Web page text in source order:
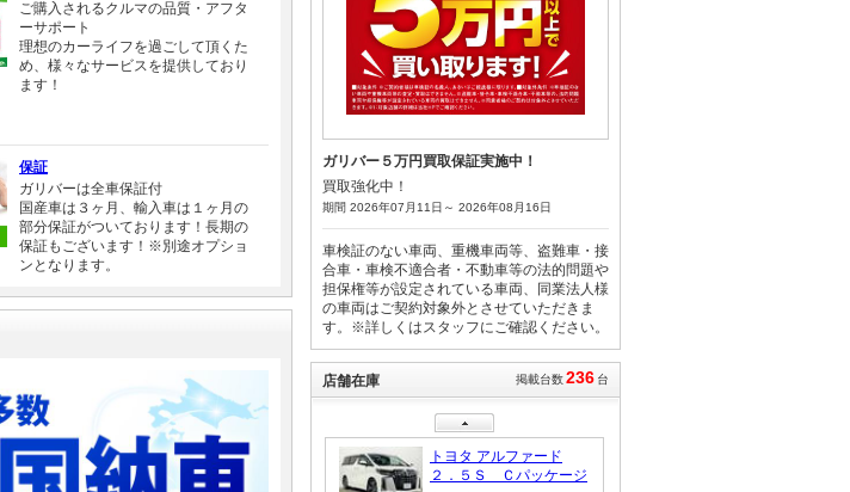
ご購入されるクルマの品質・アフタ
ーサポート
理想のカーライフを過ごして頂くた
め、様々なサービスを提供しており
ます！
保証
ガリバーは全車保証付
国産車は３ヶ月、輸入車は１ヶ月の
部分保証がついております！長期の
保証もございます！※別途オプショ
ンとなります。
ガリバー５万円買取保証実施中！
買取強化中！
期間 2026年07月11日～ 2026年08月16日
車検証のない車両、重機車両等、盗難車・接
合車・車検不適合者・不動車等の法的問題や
担保権等が設定されている車両、同業法人様
の車両はご契約対象外とさせていただきま
す。※詳しくはスタッフにご確認ください。
店舗在庫 掲載台数236 台
グークーポン
トヨタ アルファード
２．５Ｓ Ｃパッケージ
車両本体価格 500.7
グークーポン
マツダ ＣＸ－３０ ２０
Ｓ ブラックトーンエデ
ィション
支払総額
(税込)
(リ済込)
258.8万円
グークーポン
トヨタ ランドクルーザ
ープラド ＴＸ Ｌパッ